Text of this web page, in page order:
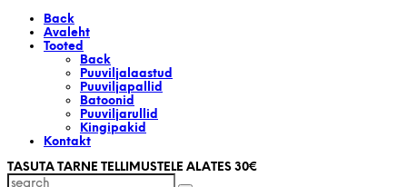
Back
Avaleht
Tooted
Back
Puuviljalaastud
Puuviljapallid
Batoonid
Puuviljarullid
Kingipakid
Kontakt
TASUTA TARNE TELLIMUSTELE ALATES 30€